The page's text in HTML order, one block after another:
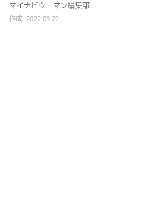
マイナビウーマン編集部
作成: 2022.03.22